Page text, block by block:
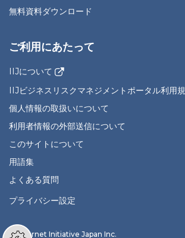
無料資料ダウンロード
ご利用にあたって
IIJについて
IIJビジネスリスクマネジメントポータル利用
個人情報の取扱いについて
利用者情報の外部送信について
このサイトについて
用語集
よくある質問
プライバシー設定
© Internet Initiative Japan Inc.